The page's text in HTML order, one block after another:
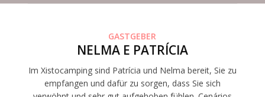
GASTGEBER
NELMA E PATRÍCIA
Im Xistocamping sind Patrícia und Nelma bereit, Sie zu
empfangen und dafür zu sorgen, dass Sie sich